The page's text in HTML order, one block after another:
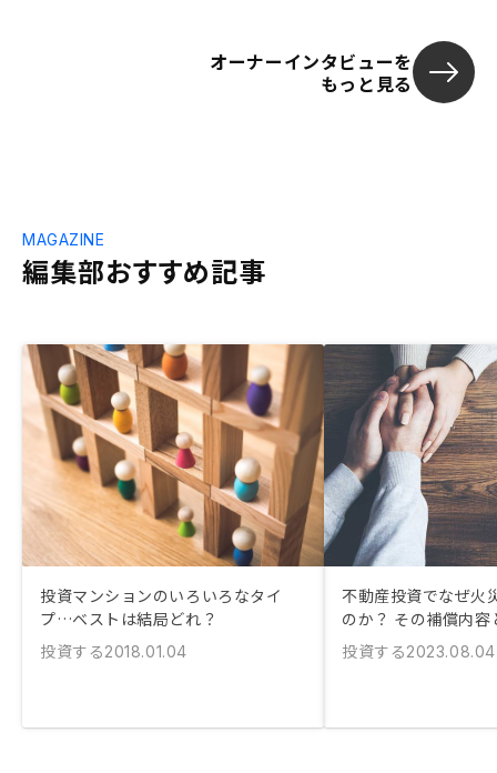
オーナーインタビューを
もっと見る
編集部おすすめ記事
MAGAZINE
投資マンションのいろいろなタイ
プ…ベストは結局どれ？
投資する2018.01.04
不動産投資でなぜ火
のか？ その補償内
投資する2023.08.04